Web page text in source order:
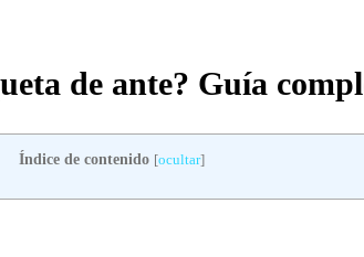
de ante? Guía
Índice de contenido [ocultar]